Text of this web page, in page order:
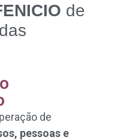
de
de
pessoas e